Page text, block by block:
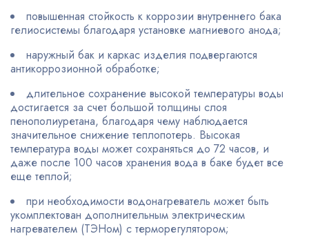
повышенная стойкость к коррозии внутреннего бака
гелиосистемы благодаря установке магниевого анода;
наружный бак и каркас изделия подвергаются
антикоррозионной обработке;
длительное сохранение высокой температуры воды
достигается за счет большой толщины слоя
пенополиуретана, благодаря чему наблюдается
значительное снижение теплопотерь. Высокая
температура воды может сохраняться до 72 часов, и
даже после 100 часов хранения вода в баке будет все
еще теплой;
при необходимости водонагреватель может быть
укомплектован дополнительным электрическим
нагревателем (ТЭНом) с терморегулятором;